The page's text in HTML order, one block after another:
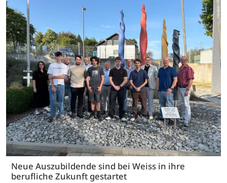
Neue Auszubildende sind bei Weiss in ihre
berufliche Zukunft gestartet